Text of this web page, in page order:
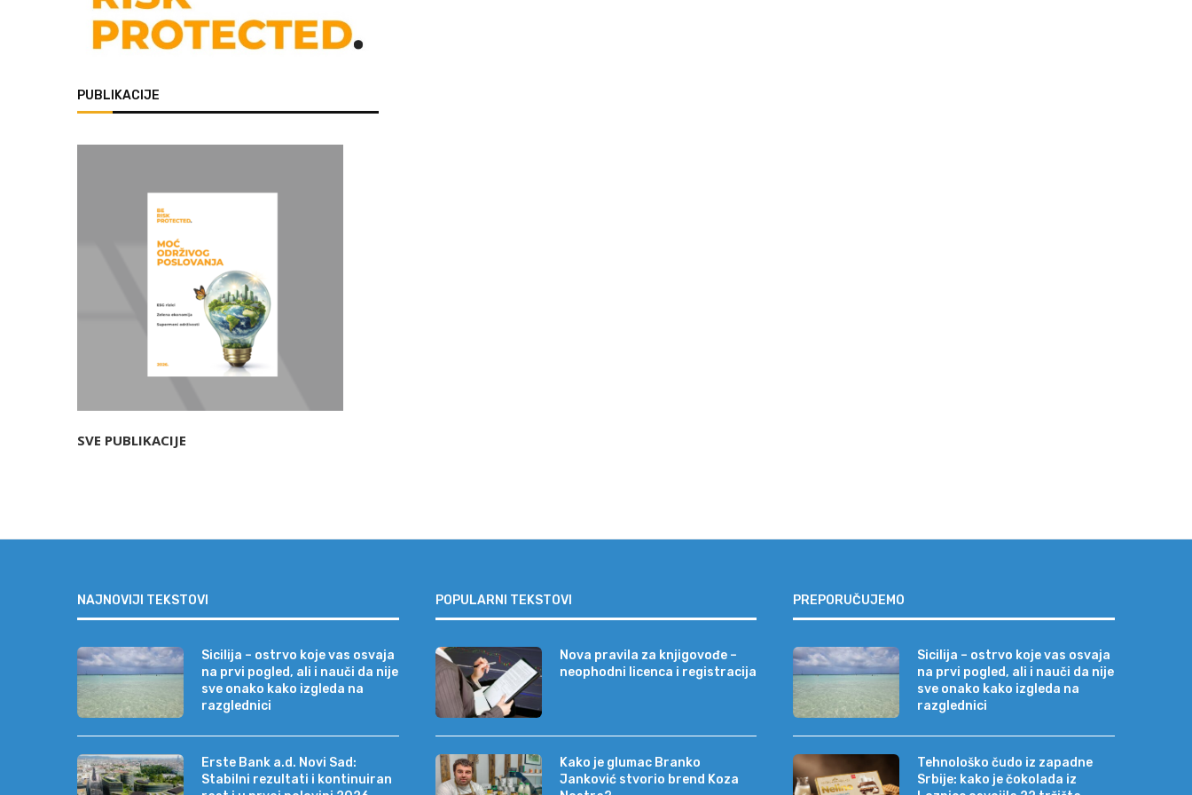
PUBLIKACIJE
SVE PUBLIKACIJE
NAJNOVIJI TEKSTOVI
Sicilija – ostrvo koje vas osvaja
na prvi pogled, ali i nauči da nije
sve onako kako izgleda na
razglednici
Erste Bank a.d. Novi Sad:
Stabilni rezultati i kontinuiran
POPULARNI TEKSTOVI
Nova pravila za knjigovođe –
neophodni licenca i registracija
Kako je glumac Branko
Janković stvorio brend Koza
PREPORUČUJEMO
Sicilija – ostrvo koje vas osvaja
na prvi pogled, ali i nauči da nije
sve onako kako izgleda na
razglednici
Tehnološko čudo iz zapadne
Srbije: kako je čokolada iz